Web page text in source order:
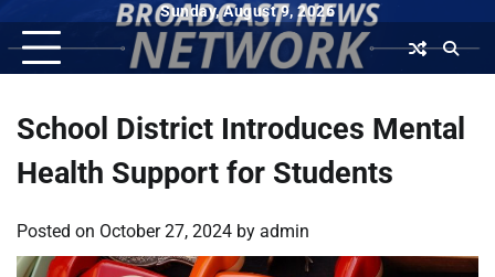
content
Sunday, August 9, 2026
School District Introduces Mental
Health Support for Students
Posted on October 27, 2024 by admin